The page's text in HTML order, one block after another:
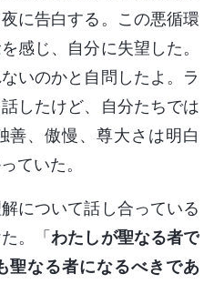
に告白する。この悪循環
感じ、自分に失望した。
いのかと自問したよ。ラ
したけど、自分たちでは
善、傲慢、尊大さは明白
ていた。
について話し合っている
。「わたしが聖なる者で
聖なる者になるべきであ